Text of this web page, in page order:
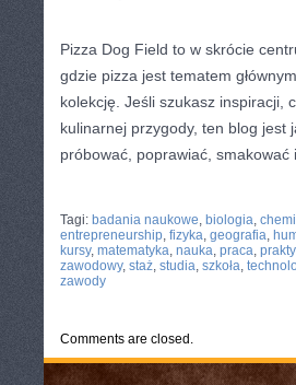
Pizza Dog Field to w skrócie
gdzie pizza jest tematem
kolekcję. Jeśli szukasz inspiracji,
kulinarnej przygody, ten blog jest
próbować, poprawiać, smakować
Tagi: badania naukowe, biologia,
entrepreneurship, fizyka, geografia,
kursy, matematyka, nauka, praca,
zawodowy, staż, studia, szkoła,
zawody
Comments are closed.